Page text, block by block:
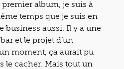
album, je suis à
temps que je suis en
business aussi. Il y a une
et le projet d’un
moment, ça aurait pu
le cacher. Mais tout un